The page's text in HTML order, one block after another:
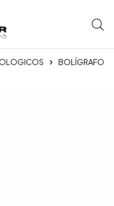
BOLÍGRAFO